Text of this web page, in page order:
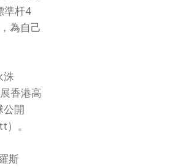
準杆4
為自己
洙
香港高
公開
。
斯